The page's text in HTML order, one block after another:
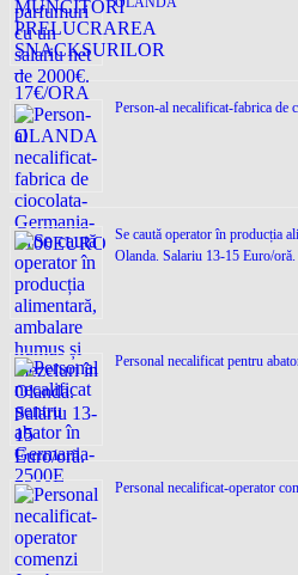
Person-al necalificat-fabrica de
Se caută operator în producția
Olanda. Salariu 13-15 Euro/oră.
Personal necalificat pentru
Personal necalificat-operator